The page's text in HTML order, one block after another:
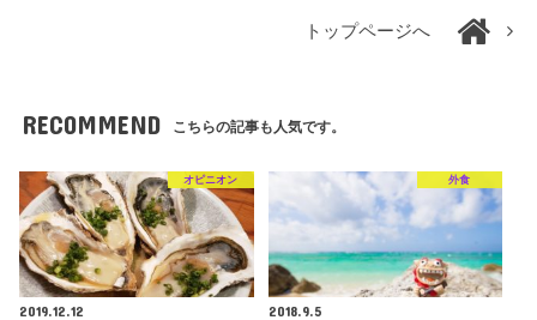
トップページへ
RECOMMEND こちらの記事も人気です。
オピニオン
2019.12.12
外食
2018.9.5